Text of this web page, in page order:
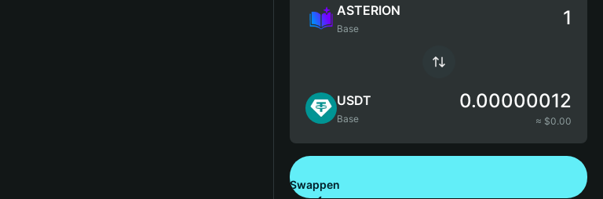
ASTERION
Base
USDT
Base
0.00000012
≈ $0.00
Swappen